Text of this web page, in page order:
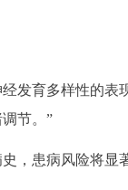
发育多样性的表
节。”
，患病风险将显